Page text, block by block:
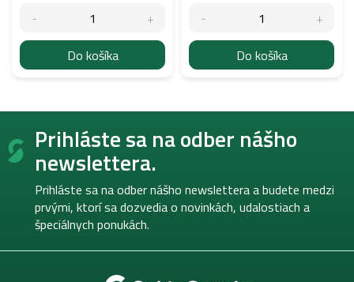
Do košíka Do košíka
Z
Prihláste sa na odber nášho
newslettera.
Prihláste sa na odber nášho newslettera a budete medzi
prvými, ktorí sa dozvedia o novinkách, udalostiach a
špeciálnych ponukách.